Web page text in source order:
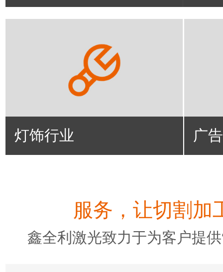
灯饰行业 广
服务，让切割加
鑫全利激光致力于为客户提